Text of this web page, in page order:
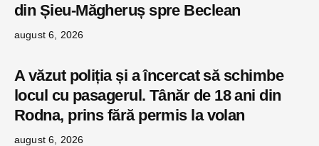
din Șieu-Măgheruș spre Beclean
august 6, 2026
A văzut poliția și a încercat să schimbe
locul cu pasagerul. Tânăr de 18 ani din
Rodna, prins fără permis la volan
august 6, 2026